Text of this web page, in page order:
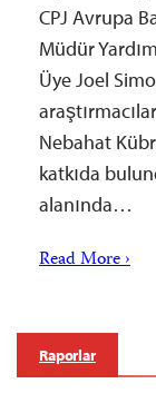
CPJ Avrupa
Müdür
Üye Joel
Nebahat
katkıda
alanında…
Read More ›
Raporlar